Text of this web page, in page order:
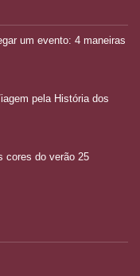
um evento: 4 maneiras
pela História dos
cores do verão 25